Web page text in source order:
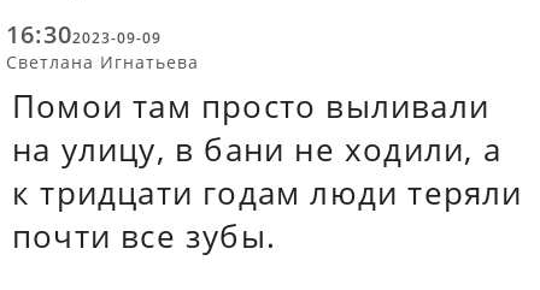
16:302023-09-09
Светлана Игнатьева
Помои там просто выливали
на улицу, в бани не ходили, а
к тридцати годам люди теряли
почти все зубы.